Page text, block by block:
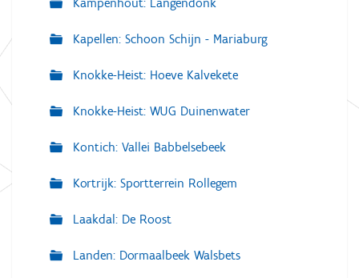
Kampenhout: Langendonk
Kapellen: Schoon Schijn - Mariaburg
Knokke-Heist: Hoeve Kalvekete
Knokke-Heist: WUG Duinenwater
Kontich: Vallei Babbelsebeek
Kortrijk: Sportterrein Rollegem
Laakdal: De Roost
Landen: Dormaalbeek Walsbets